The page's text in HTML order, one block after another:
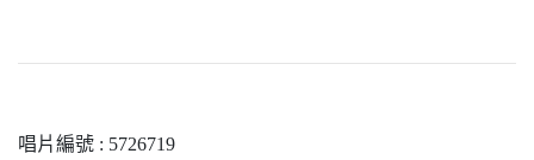
唱片編號 : 5726719